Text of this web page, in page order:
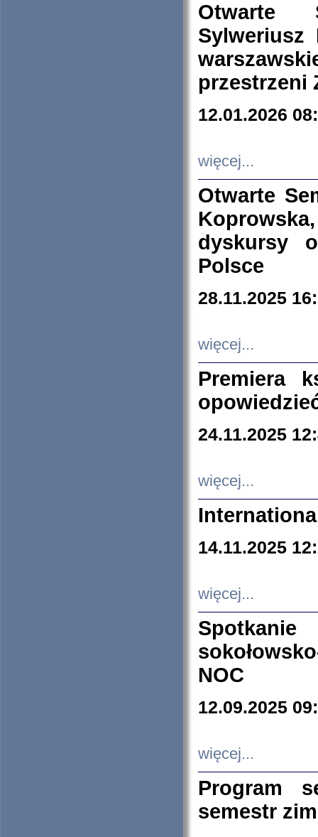
Otwarte
Sylweriusz
przestrzeni
12.01.2026
więcej...
Otwarte
dyskursy
Polsce
28.11.2025
więcej...
Premiera
24.11.2025
więcej...
14.11.2025
więcej...
NOC
12.09.2025
więcej...
Program
semestr